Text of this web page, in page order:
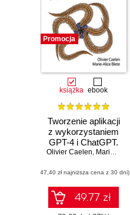
Promocja
książka ebook
Tworzenie aplikacji
z wykorzystaniem
GPT-4 i ChatGPT.
Buduj inteligentne
generatory treści i
realizuj
fascynujące
projekty. Wydanie
Olivier Caelen, Marie-Alice Blete
(47,40 zł najniższa cena z 30 dni)
49.77 zł